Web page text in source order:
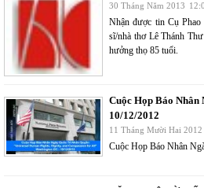
30 Tháng Năm 2013
Nhận được tin Cụ
sĩ/nhà thơ Lê Thánh
hưởng thọ 85 tuổi.
Cuộc Họp Báo Nhân
10/12/2012
11 Tháng Mười Hai 2012
Cuộc Họp Báo Nhân